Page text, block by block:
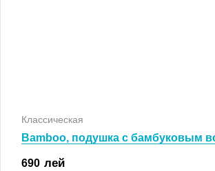
Классическая
Bamboo, подушка с бамбуковым
690 лей